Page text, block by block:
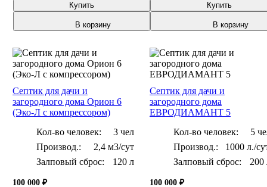
Купить
В корзину
Купить
В корзину
Септик для дачи и
загородного дома Орион 6
(Эко-Л с компрессором)
Кол-во человек:
3 чел
2,4 м3/сут
Залповый сброс:
120 л
100 000 ₽
Септик для дачи и
загородного дома
ЕВРОДИАМАНТ 5
Кол-во человек:
5
1000 л./
Залповый сброс:
200
100 000 ₽